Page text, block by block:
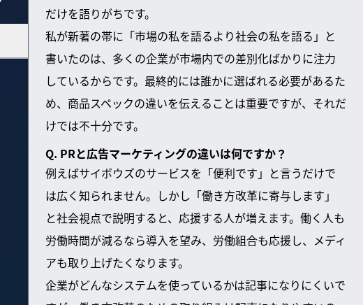
だけを語りがちです。
私が新著の帯に「市場の私を語るより社会の私を語る」と
書いたのは、多くの企業が市場内での差別化ばかりに注力
しているからです。最終的には誰かに選ばれる必要があるた
め、商品スペックの違いを伝えることは重要ですが、それだ
けでは不十分です。
Q. PRと広告マーケティングの違いは何ですか？
例えばサイボウズのサービスを「便利です」と言うだけで
は広く知られません。しかし「働き方改革に寄与します」
と社会視点で説明すると、応援する人が増えます。働く人も
労働時間が減るなら導入を望み、労働組合も応援し、メディ
アも取り上げたくなります。
企業がどんなシステムを使っているかは記事になりにくいで